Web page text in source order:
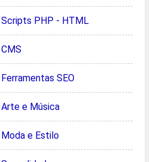
Scripts PHP - HTML
CMS
Ferramentas SEO
Arte e Música
Moda e Estilo